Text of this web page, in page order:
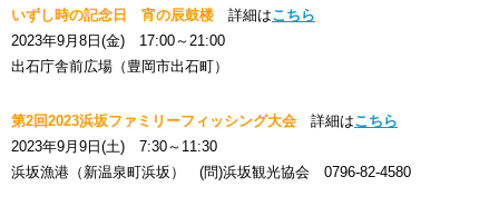
いずし時の記念日 宵の辰鼓楼 詳細はこちら
2023年9月8日(金) 17:00～21:00
出石庁舎前広場（豊岡市出石町）
第2回2023浜坂ファミリーフィッシング大会 詳細はこちら
2023年9月9日(土) 7:30～11:30
浜坂漁港（新温泉町浜坂） (問)浜坂観光協会 0796-82-4580